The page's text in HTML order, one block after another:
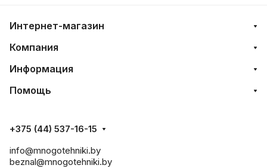
Интернет-магазин
Компания
Информация
Помощь
+375 (44) 537-16-15
info@mnogotehniki.by
beznal@mnogotehniki.by